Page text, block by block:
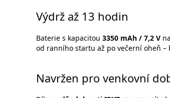
Výdrž až 13 hodin
Baterie s kapacitou 3350 mAh / 7,2 V
od ranního startu až po večerní oheň –
Navržen pro venkovní